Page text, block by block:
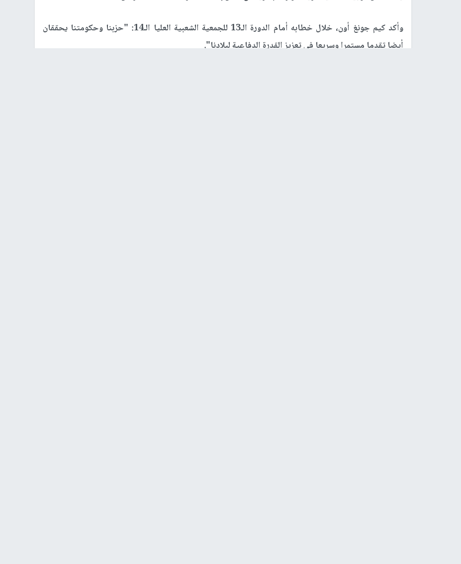
وأكد كيم جونغ أون، خلال خطابه أمام الدورة الـ13 للجمعية الشعبية العليا الـ14: "حزبنا وحكومتنا يحققان
أيضا تقدما مستمرا وسريعا في تعزيز القدرة الدفاعية لبلادنا".